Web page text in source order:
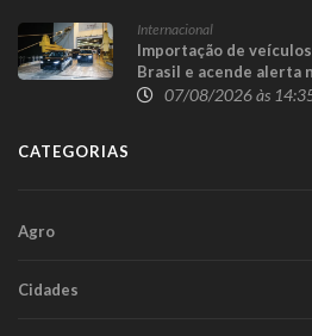
Internacional
Importação de
Brasil e acende alerta
07/08/2026 às
CATEGORIAS
Agro
Cidades